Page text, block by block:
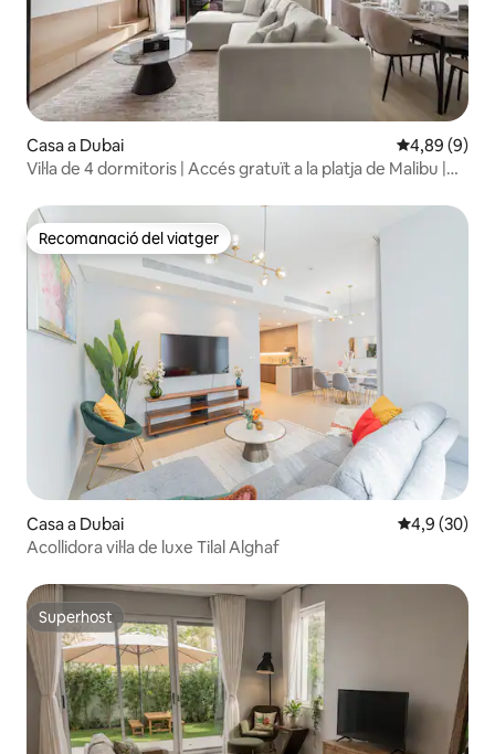
Casa a Dubai 4,89 de
4,89 (9)
Vil·la de 4 dormitoris | Accés gratuït a la platja de Malibu |
Recomanació del viatger
Recomanació del viatger
Casa a Dubai 4,9 de
4,9 (30)
Acollidora vil·la de luxe Tilal Alghaf
Superhost
Superhost